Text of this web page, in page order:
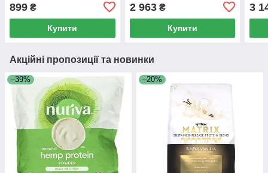
899 ₴
Купити
2 963₴
Купити
3
Акційні пропозиції та новинки
–39% –20%